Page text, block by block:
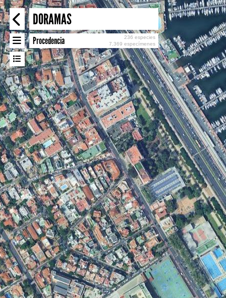
DORAMAS
Procedencia
236 especies
7,369 especímenes